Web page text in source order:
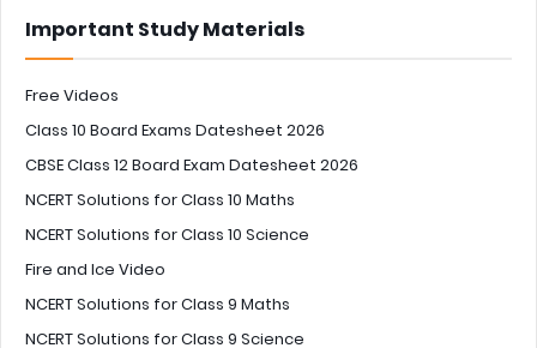
Important Study Materials
Free Videos
Class 10 Board Exams Datesheet 2026
CBSE Class 12 Board Exam Datesheet 2026
NCERT Solutions for Class 10 Maths
NCERT Solutions for Class 10 Science
Fire and Ice Video
NCERT Solutions for Class 9 Maths
NCERT Solutions for Class 9 Science